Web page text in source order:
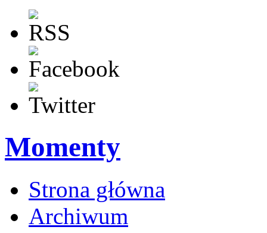
Momenty
Strona główna
Archiwum